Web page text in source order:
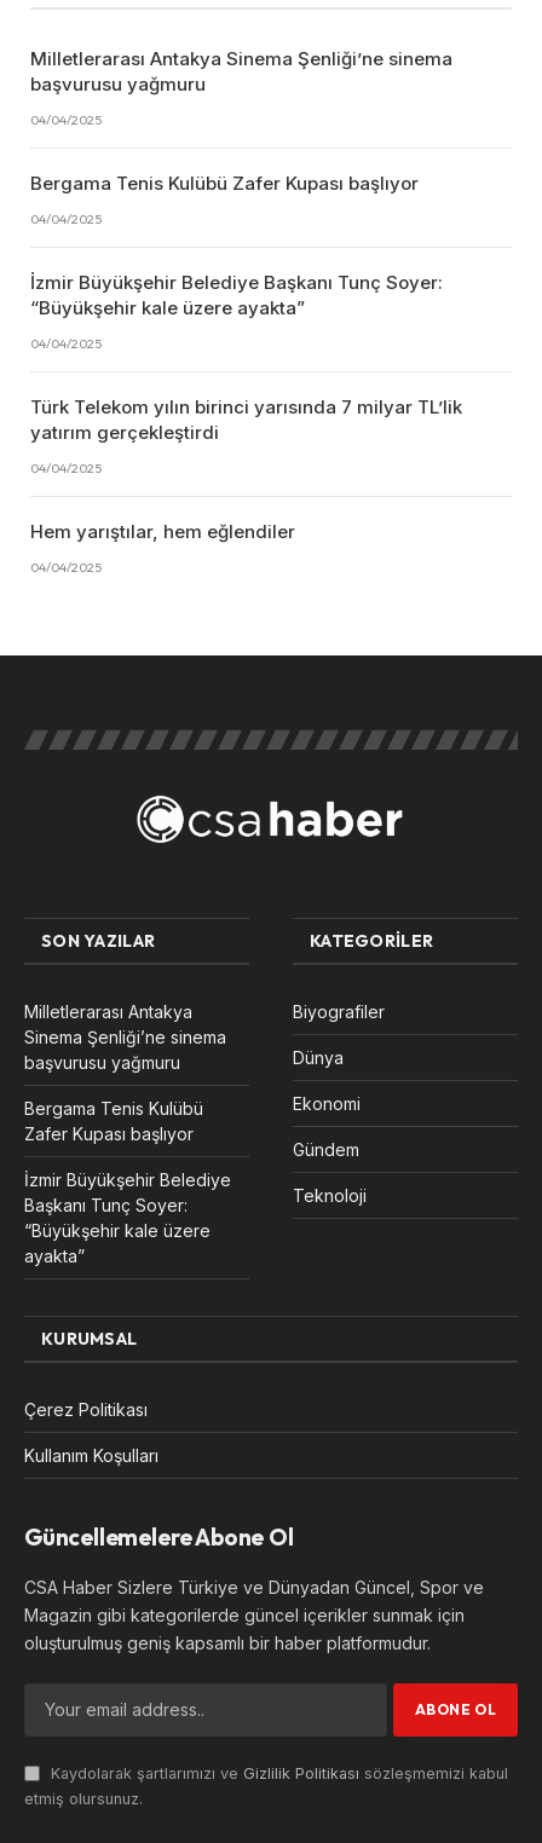
Milletlerarası Antakya Sinema Şenliği’ne sinema
başvurusu yağmuru
04/04/2025
Bergama Tenis Kulübü Zafer Kupası başlıyor
04/04/2025
İzmir Büyükşehir Belediye Başkanı Tunç Soyer:
“Büyükşehir kale üzere ayakta”
04/04/2025
Türk Telekom yılın birinci yarısında 7 milyar TL’lik
yatırım gerçekleştirdi
04/04/2025
Hem yarıştılar, hem eğlendiler
04/04/2025
SON YAZILAR
Milletlerarası Antakya
Sinema Şenliği’ne sinema
başvurusu yağmuru
Bergama Tenis Kulübü
Zafer Kupası başlıyor
İzmir Büyükşehir Belediye
Başkanı Tunç Soyer:
“Büyükşehir kale üzere
ayakta”
KATEGORILER
Biyografiler
Dünya
Ekonomi
Gündem
Teknoloji
KURUMSAL
Çerez Politikası
Kullanım Koşulları
Güncellemelere Abone Ol
CSA Haber Sizlere Türkiye ve Dünyadan Güncel, Spor ve
Magazin gibi kategorilerde güncel içerikler sunmak için
oluşturulmuş geniş kapsamlı bir haber platformudur.
Kaydolarak şartlarımızı ve Gizlilik Politikası sözleşmemizi kabul
etmiş olursunuz.